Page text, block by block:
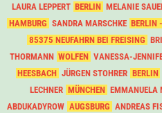
LAURA LEPPERT BERLIN MELANIE
HAMBURG SANDRA MARSCHKE BERLIN
85375 NEUFAHRN BEI FREISING
THORMANN WOLFEN VANESSA-
HEESBACH JÜRGEN STOHRER BERLIN
LECHNER MÜNCHEN EMMANUELA
ABDUKADYROW AUGSBURG ANDREAS